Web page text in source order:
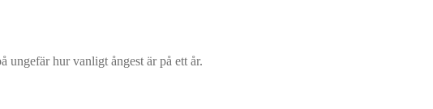
hur vanligt ångest är på ett år.